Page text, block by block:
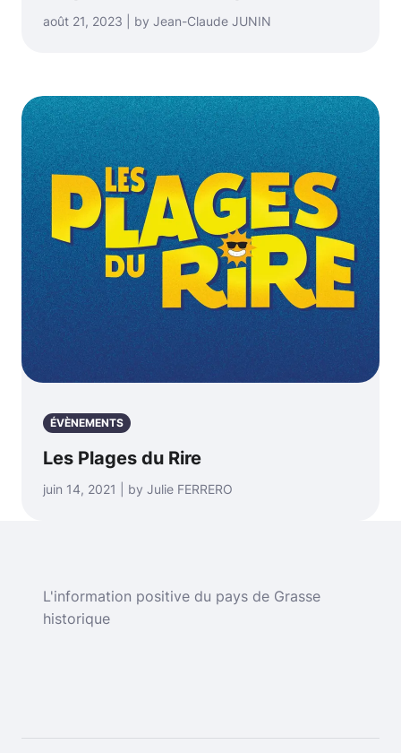
août 21, 2023 | by Jean-Claude JUNIN
ÉVÈNEMENTS
Les Plages du Rire
juin 14, 2021 | by Julie FERRERO
L'information positive du pays de Grasse
historique